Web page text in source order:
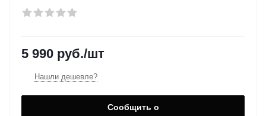
5 990 руб./шт
Нашли дешевле?
Сообщить о